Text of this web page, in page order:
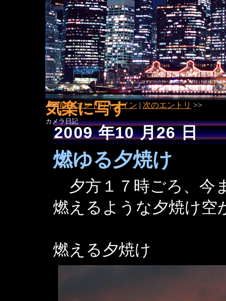
気楽に写す
カメラ日記
<<前のエントリ|メイン | 次のエントリ >>
2009 年10 月26 日
燃ゆる夕焼け
夕方１７時ごろ、今
燃えるような夕焼け空
燃える夕焼け